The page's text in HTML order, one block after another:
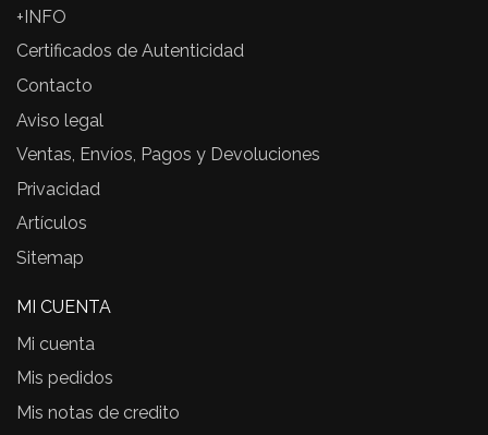
+INFO
Certificados de Autenticidad
Contacto
Aviso legal
Ventas, Envíos, Pagos y Devoluciones
Privacidad
Artículos
Sitemap
MI CUENTA
Mi cuenta
Mis pedidos
Mis notas de credito